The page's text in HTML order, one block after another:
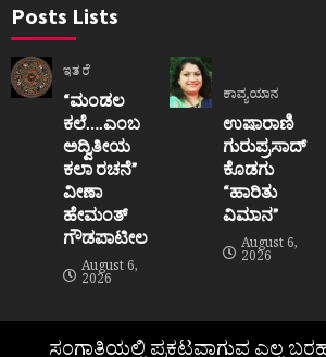
Posts Lists
ಇತರೆ
“ಮಂಡಲ
ಕಲೆ….ಎಂಬ
ಅದ್ವಿತೀಯ
ಕಲಾ ರಚನೆ”‌
ವೀಣಾ
ಹೇಮಂತ್‌
ಗೌಡಪಾಟೀಲ
August 6,
2026
ಕಾವ್ಯಯಾನ
ಉಷಾರಾಣಿ
ಗುರುಪ್ರಸಾದ್
ಕೊಡಗು
“ಹಾರಿತು
ವಿಮಾನ”
August 6,
2026